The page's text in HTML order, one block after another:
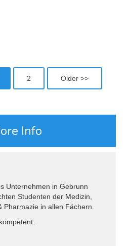
2 Older >>
Info
Unternehmen in Gebrunn
Studenten der Medizin,
Pharmazie in allen Fächern.